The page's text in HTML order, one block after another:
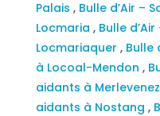
Palais , Bulle d’Air –
Locmaria , Bulle
Locmariaquer , Bulle
à Locoal-Mendon ,
aidants à Merlevenez
aidants à Nostang ,